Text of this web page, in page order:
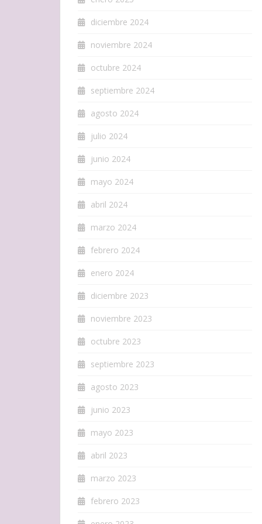
diciembre 2024
noviembre 2024
octubre 2024
septiembre 2024
agosto 2024
julio 2024
junio 2024
mayo 2024
abril 2024
marzo 2024
febrero 2024
enero 2024
diciembre 2023
noviembre 2023
octubre 2023
septiembre 2023
agosto 2023
junio 2023
mayo 2023
abril 2023
marzo 2023
febrero 2023